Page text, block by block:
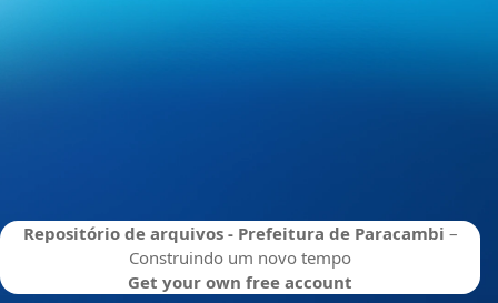
Repositório de arquivos - Prefeitura de Paracambi –
Construindo um novo tempo
Get your own free account